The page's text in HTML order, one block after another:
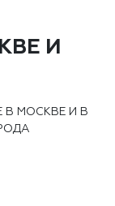
И
В МОСКВЕ И В